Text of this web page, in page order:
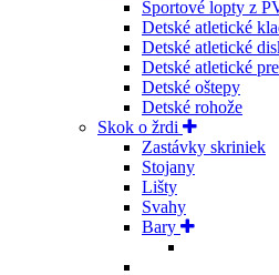
Športové lopty z
Detské atletické
Detské atletické
Detské atletické
Detské oštepy
Detské rohože
Skok o žrdi
Zastávky skriniek
Stojany
Lišty
Svahy
Bary